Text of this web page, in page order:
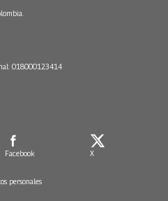
018000123414
Facebook X
personales